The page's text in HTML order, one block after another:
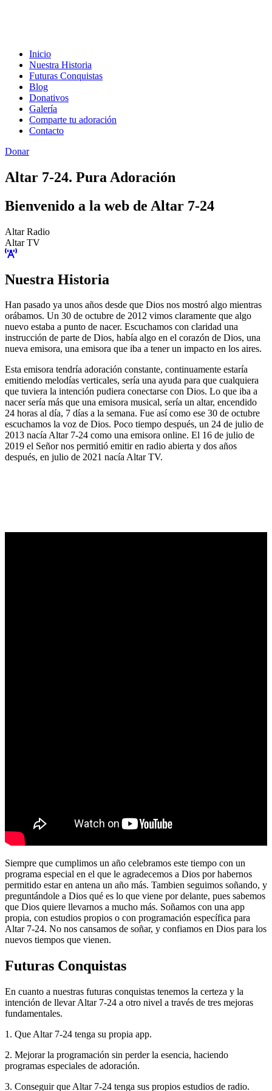
Inicio
Nuestra Historia
Futuras Conquistas
Blog
Donativos
Galería
Comparte tu adoración
Contacto
Donar
Altar 7-24. Pura Adoración
Bienvenido a la web de Altar 7-24
Altar Radio
Altar TV
Nuestra Historia
Han pasado ya unos años desde que Dios nos mostró algo mientras
orábamos. Un 30 de octubre de 2012 vimos claramente que algo
nuevo estaba a punto de nacer. Escuchamos con claridad una
instrucción de parte de Dios, había algo en el corazón de Dios, una
nueva emisora, una emisora que iba a tener un impacto en los aires.
Esta emisora tendría adoración constante, continuamente estaría
emitiendo melodías verticales, sería una ayuda para que cualquiera
que tuviera la intención pudiera conectarse con Dios. Lo que iba a
nacer sería más que una emisora musical, sería un altar, encendido
24 horas al día, 7 días a la semana. Fue así como ese 30 de octubre
escuchamos la voz de Dios. Poco tiempo después, un 24 de julio de
2013 nacía Altar 7-24 como una emisora online. El 16 de julio de
2019 el Señor nos permitió emitir en radio abierta y dos años
después, en julio de 2021 nacía Altar TV.
Siempre que cumplimos un año celebramos este tiempo con un
programa especial en el que le agradecemos a Dios por habernos
permitido estar en antena un año más. Tambien seguimos soñando, y
preguntándole a Dios qué es lo que viene por delante, pues sabemos
que Dios quiere llevarnos a mucho más. Soñamos con una app
propia, con estudios propios o con programación específica para
Altar 7-24. No nos cansamos de soñar, y confiamos en Dios para los
nuevos tiempos que vienen.
Futuras Conquistas
En cuanto a nuestras futuras conquistas tenemos la certeza y la
intención de llevar Altar 7-24 a otro nivel a través de tres mejoras
fundamentales.
1. Que Altar 7-24 tenga su propia app.
2. Mejorar la programación sin perder la esencia, haciendo
programas especiales de adoración.
3. Conseguir que Altar 7-24 tenga sus propios estudios de radio.